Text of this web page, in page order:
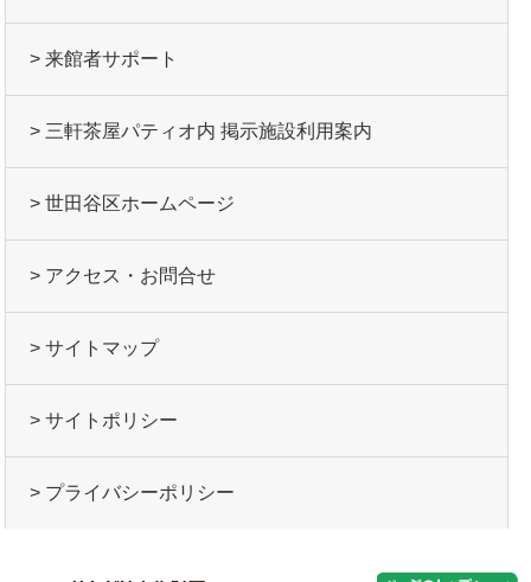
> 来館者サポート
> 三軒茶屋パティオ内 掲示施設利用案内
> 世田谷区ホームページ
> アクセス・お問合せ
> サイトマップ
> サイトポリシー
> プライバシーポリシー